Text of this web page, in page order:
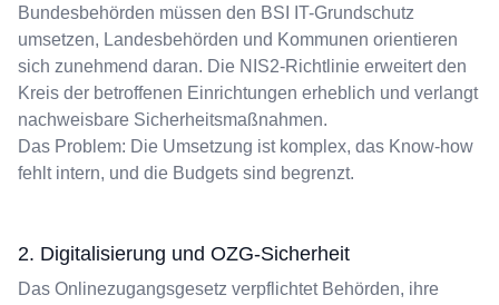
Bundesbehörden müssen den BSI IT-Grundschutz
umsetzen, Landesbehörden und Kommunen orientieren
sich zunehmend daran. Die NIS2-Richtlinie erweitert den
Kreis der betroffenen Einrichtungen erheblich und verlangt
nachweisbare Sicherheitsmaßnahmen.
Das Problem: Die Umsetzung ist komplex, das Know-how
fehlt intern, und die Budgets sind begrenzt.
2. Digitalisierung und OZG-Sicherheit
Das Onlinezugangsgesetz verpflichtet Behörden, ihre